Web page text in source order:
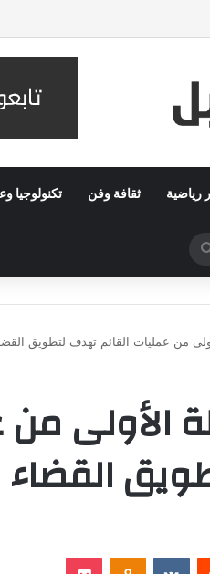
رياضية ثقافة وفن تكنولوجيا
عن
من عمليات القائم تهدف لتطويق
الأولى
القضاء